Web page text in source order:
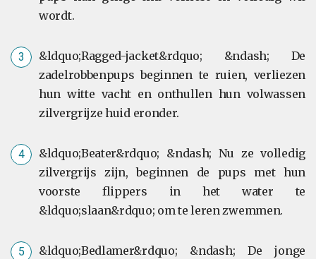
wordt.
&ldquo;Ragged-jacket&rdquo; &ndash; De
zadelrobbenpups beginnen te ruien, verliezen
hun witte vacht en onthullen hun volwassen
zilvergrijze huid eronder.
&ldquo;Beater&rdquo; &ndash; Nu ze volledig
zilvergrijs zijn, beginnen de pups met hun
voorste flippers in het water te
&ldquo;slaan&rdquo; om te leren zwemmen.
&ldquo;Bedlamer&rdquo; &ndash; De jonge